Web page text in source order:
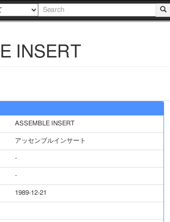
INSERT
ASSEMBLE INSERT
アッセンブルインサート
-
-
1989-12-21